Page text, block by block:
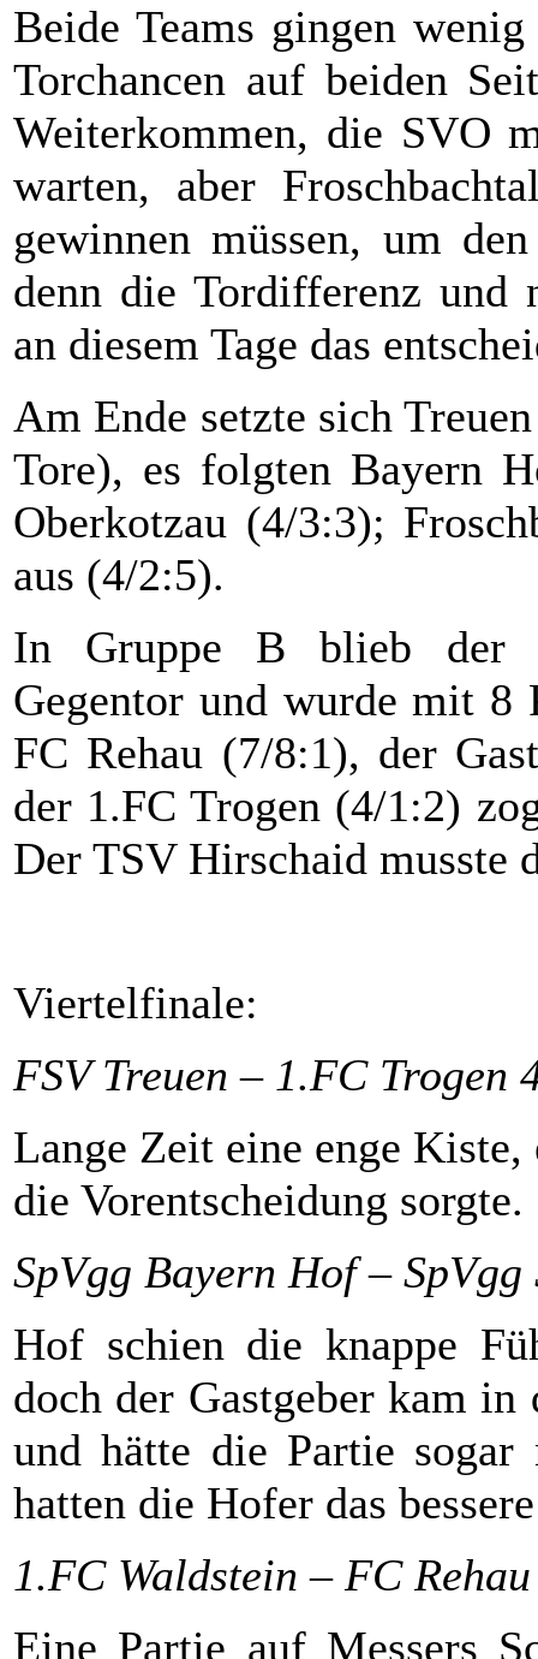
Beide Teams gingen
Torchancen auf beiden
Weiterkommen, die SVO
warten, aber
gewinnen müssen, um
denn die Tordifferenz und
an diesem Tage das
Am Ende setzte sich
Tore), es folgten Bayern
Oberkotzau (4/3:3);
aus (4/2:5).
In Gruppe B blieb der
Gegentor und wurde mit 8
FC Rehau (7/8:1), der
der 1.FC Trogen (4/1:2)
Der TSV Hirschaid musste
Viertelfinale:
FSV Treuen – 1.FC Trogen
Lange Zeit eine enge
die Vorentscheidung sorgte.
SpVgg Bayern Hof –
Hof schien die knappe
doch der Gastgeber kam
und hätte die Partie sogar
hatten die Hofer das
1.FC Waldstein – FC
Eine Partie auf Messers